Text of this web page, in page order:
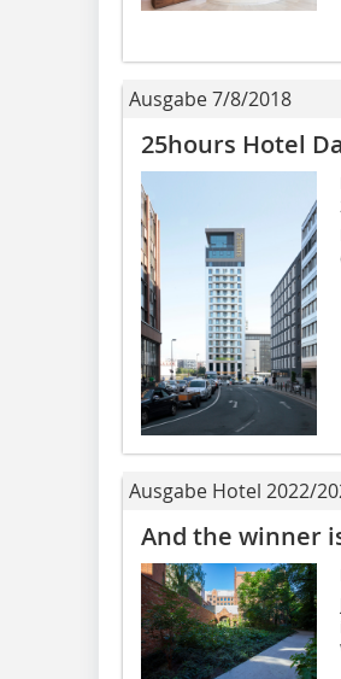
Ausgabe 7/8/2018
25hours Hotel
Ausgabe Hotel 2022/
And the winner